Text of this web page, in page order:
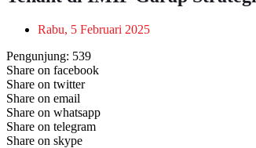
Rabu, 5 Februari 2025
Pengunjung: 539
Share on facebook
Share on twitter
Share on email
Share on whatsapp
Share on telegram
Share on skype